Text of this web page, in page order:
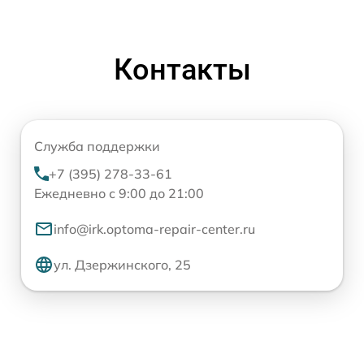
Контакты
Служба поддержки
+7 (395) 278-33-61
Ежедневно с 9:00 до 21:00
info@irk.optoma-repair-center.ru
ул. Дзержинского, 25